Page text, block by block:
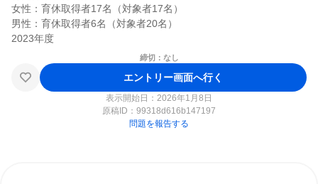
女性：育休取得者17名（対象者17名）
男性：育休取得者6名（対象者20名）
締切：なし
エントリー画面へ行く
表示開始日：2026年1月8日
原稿ID： 99318d616b147197
問題を報告する